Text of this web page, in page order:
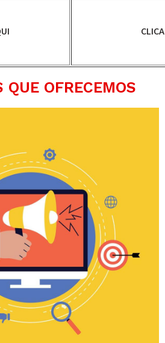
QUE OFRECEMOS